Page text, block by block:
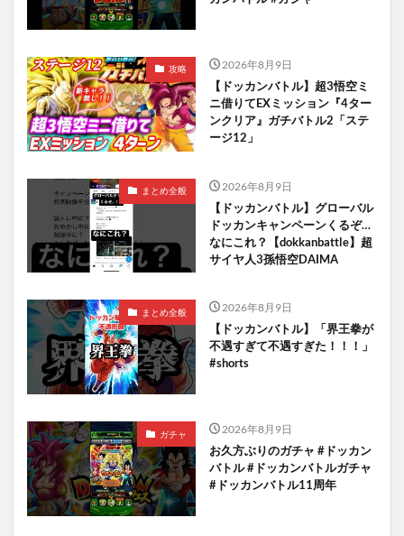
攻略 2026年8月9日
【ドッカンバトル】超3悟空ミ
ニ借りてEXミッション『4ター
ンクリア』ガチバトル2「ステ
ージ12」
まとめ全般 2026年8月9日
【ドッカンバトル】グローバル
ドッカンキャンペーンくるぞ…
なにこれ？【dokkanbattle】超
サイヤ人3孫悟空DAIMA
まとめ全般 2026年8月9日
【ドッカンバトル】「界王拳が
不遇すぎて不遇すぎた！！！」
#shorts
ガチャ 2026年8月9日
お久方ぶりのガチャ #ドッカン
バトル #ドッカンバトルガチャ
#ドッカンバトル11周年